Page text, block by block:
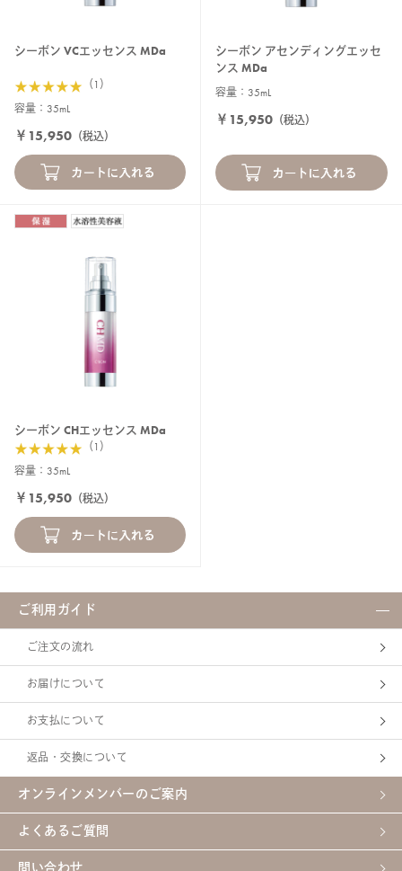
シーボン VCエッセンス MDa
（1）
容量：35mL
￥15,950（税込）
シーボン アセンディングエッセ
ンス MDa
容量：35mL
￥15,950（税込）
シーボン CHエッセンス MDa
（1）
容量：35mL
￥15,950（税込）
ご利用ガイド
ご注文の流れ
お届けについて
お支払について
返品・交換について
オンラインメンバーのご案内
よくあるご質問
問い合わせ